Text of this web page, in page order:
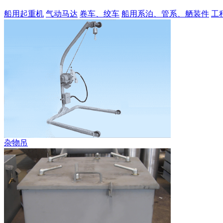
船用起重机 气动马达 卷车、绞车 船用系泊、管系、舾装件 工
杂物吊